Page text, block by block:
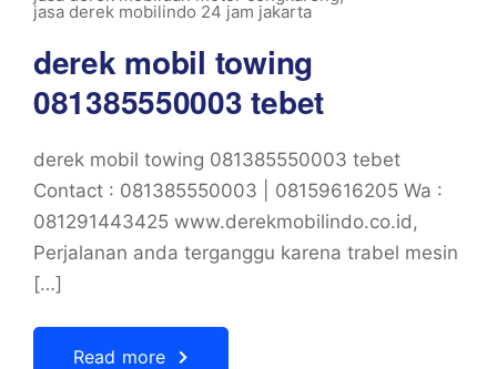
jasa derek mobilindo 24 jam jakarta
derek mobil towing
081385550003 tebet
derek mobil towing 081385550003 tebet
Contact : 081385550003 | 08159616205 Wa :
081291443425 www.derekmobilindo.co.id,
Perjalanan anda terganggu karena trabel mesin
[…]
Read more